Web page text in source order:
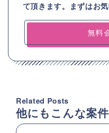
て頂きます。まずはお
無料
Related Posts
他にもこんな案